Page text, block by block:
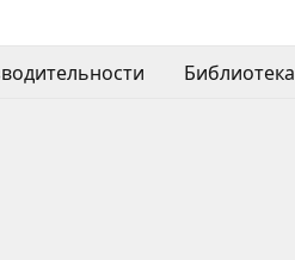
Библиотека